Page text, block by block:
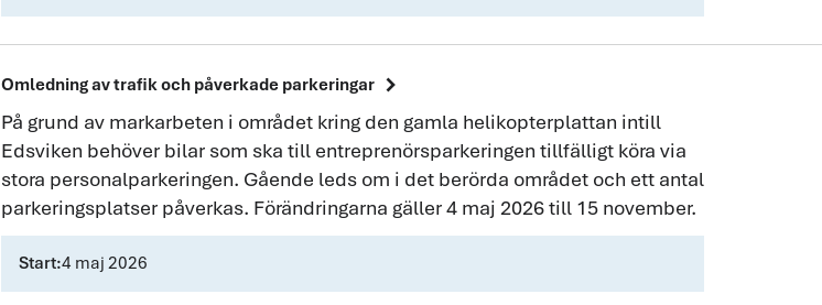
Omledning av trafik och påverkade parkeringar chevron_right
På grund av markarbeten i området kring den gamla helikopterplattan intill
Edsviken behöver bilar som ska till entreprenörsparkeringen tillfälligt köra via
stora personalparkeringen. Gående leds om i det berörda området och ett antal
parkeringsplatser påverkas. Förändringarna gäller 4 maj 2026 till 15 november.
Start:4 maj 2026